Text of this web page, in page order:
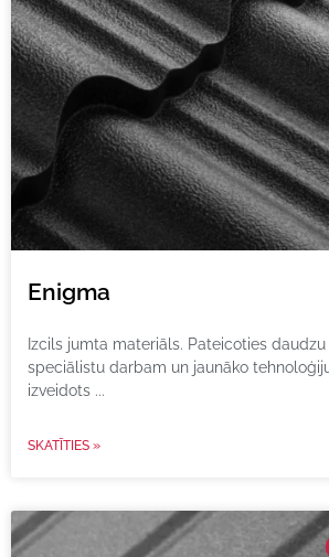
Enigma
Izcils jumta materiāls. Pateicoties daudzu
speciālistu darbam un jaunāko
izveidots
SKATĪTIES »